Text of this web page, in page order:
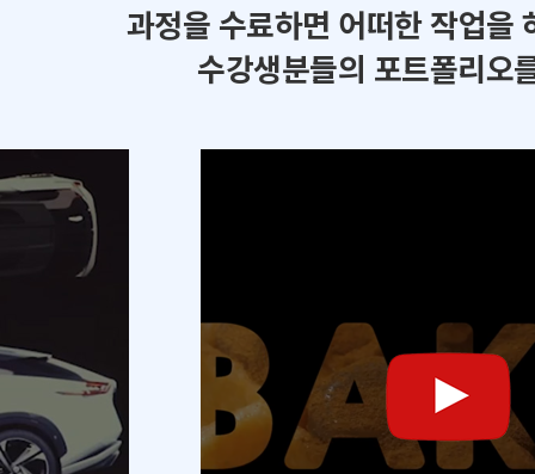
과정을 수료하면 어떠한 작업을
수강생분들의 포트폴리오